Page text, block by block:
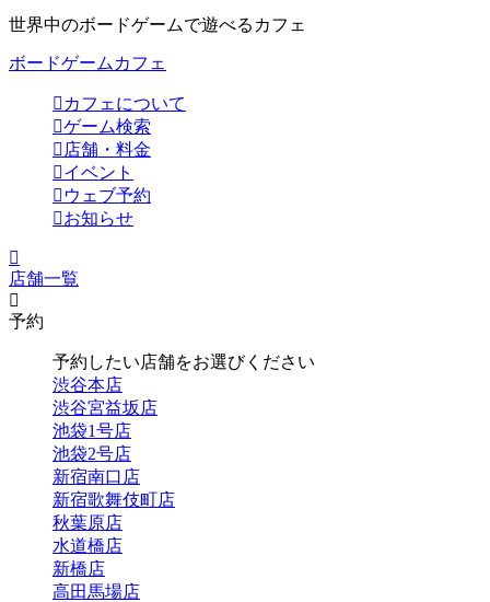
世界中のボードゲームで遊べるカフェ
ボードゲームカフェ
カフェについて
ゲーム検索
店舗・料金
イベント
ウェブ予約
お知らせ
店舗一覧
予約
予約したい店舗をお選びください
渋谷本店
渋谷宮益坂店
池袋1号店
池袋2号店
新宿南口店
新宿歌舞伎町店
秋葉原店
水道橋店
新橋店
高田馬場店